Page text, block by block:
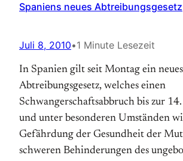
Spaniens neues Abtreibungsgesetz
Juli 8, 2010•1 Minute Lesezeit
In Spanien gilt seit Montag ein neues
Abtreibungsgesetz, welches einen
Schwangerschaftsabbruch bis zur
und unter besonderen Umständen
Gefährdung der Gesundheit der
schweren Behinderungen des